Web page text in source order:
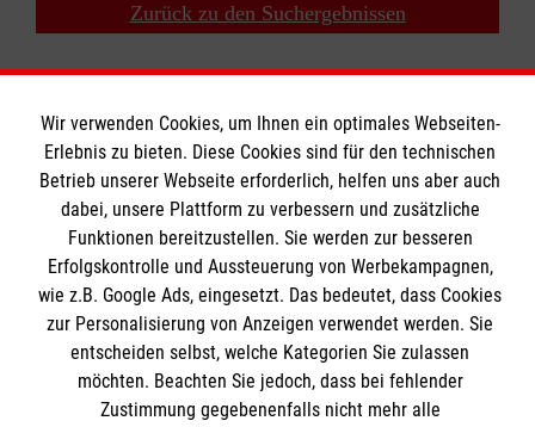
Zurück zu den Suchergebnissen
Bildungszentrum Rettungsdienst
Unsere Kurse
Notfallsanitäter
Rettungssanitäter
Freiwilligendienst
Forschung & Internationale Projekte
Informationen
Kontakt
Wir verwenden Cookies, um Ihnen ein optimales Webseiten-
Erlebnis zu bieten. Diese Cookies sind für den technischen
Betrieb unserer Webseite erforderlich, helfen uns aber auch
dabei, unsere Plattform zu verbessern und zusätzliche
Funktionen bereitzustellen. Sie werden zur besseren
Erfolgskontrolle und Aussteuerung von Werbekampagnen,
wie z.B. Google Ads, eingesetzt. Das bedeutet, dass Cookies
zur Personalisierung von Anzeigen verwendet werden. Sie
entscheiden selbst, welche Kategorien Sie zulassen
möchten. Beachten Sie jedoch, dass bei fehlender
Zustimmung gegebenenfalls nicht mehr alle